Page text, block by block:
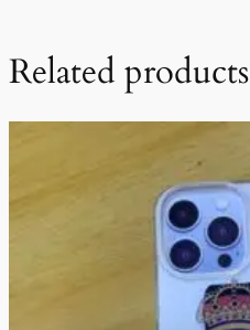
Related products